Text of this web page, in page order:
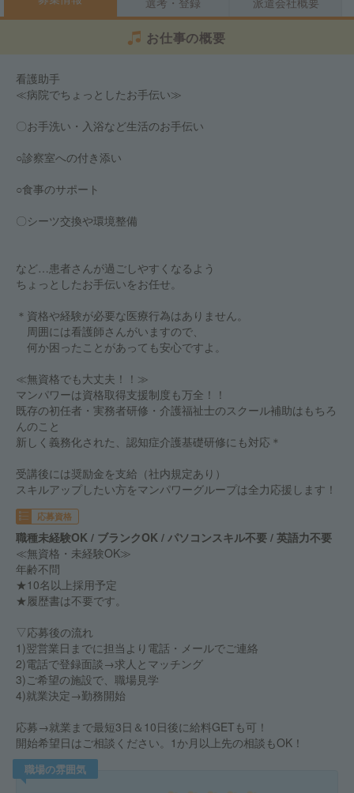
お仕事の概要
看護助手
≪病院でちょっとしたお手伝い≫
〇お手洗い・入浴など生活のお手伝い
○診察室への付き添い
○食事のサポート
〇シーツ交換や環境整備
など…患者さんが過ごしやすくなるよう
ちょっとしたお手伝いをお任せ。
＊資格や経験が必要な医療行為はありません。
周囲には看護師さんがいますので、
何か困ったことがあっても安心ですよ。
≪無資格でも大丈夫！！≫
マンパワーは資格取得支援制度も万全！！
既存の初任者・実務者研修・介護福祉士のスクール補助はもちろ
んのこと
新しく義務化された、認知症介護基礎研修にも対応＊
受講後には奨励金を支給（社内規定あり）
スキルアップしたい方をマンパワーグループは全力応援します！
応募資格
職種未経験OK / ブランクOK / パソコンスキル不要 / 英語力不要
≪無資格・未経験OK≫
年齢不問
★10名以上採用予定
★履歴書は不要です。
▽応募後の流れ
1)翌営業日までに担当より電話・メールでご連絡
2)電話で登録面談→求人とマッチング
3)ご希望の施設で、職場見学
4)就業決定→勤務開始
応募→就業まで最短3日＆10日後に給料GETも可！
開始希望日はご相談ください。1か月以上先の相談もOK！
職場の雰囲気